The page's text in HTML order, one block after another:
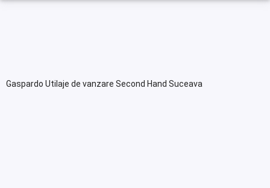
Gaspardo Utilaje de vanzare Second Hand Suceava